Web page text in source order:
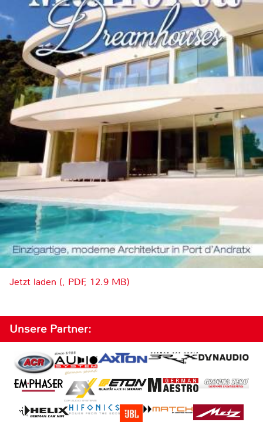
Jetzt laden (, PDF, 12.9 MB)
Unsere Partner: